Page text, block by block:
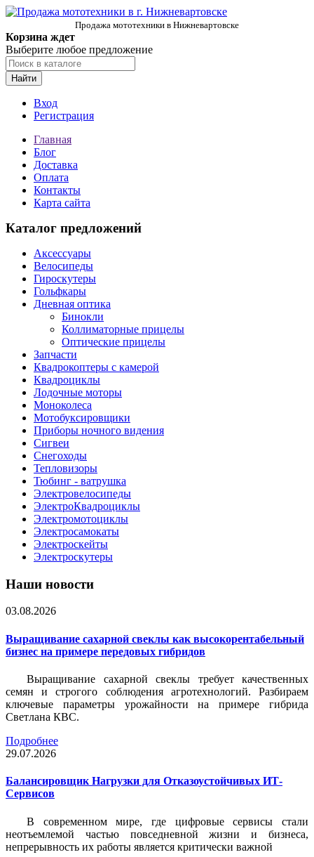
Продажа мототехники в Нижневартовске
Корзина ждет
Выберите любое предложение
Найти
Вход
Регистрация
Главная
Блог
Доставка
Оплата
Контакты
Карта сайта
Каталог предложений
Аксессуары
Велосипеды
Гироскутеры
Гольфкары
Дневная оптика
Бинокли
Коллиматорные прицелы
Оптические прицелы
Запчасти
Квадрокоптеры с камерой
Квадроциклы
Лодочные моторы
Моноколеса
Мотобуксировщики
Приборы ночного видения
Сигвеи
Снегоходы
Тепловизоры
Тюбинг - ватрушка
Электровелосипеды
ЭлектроКвадроциклы
Электромотоциклы
Электросамокаты
Электроскейты
Электроскутеры
Наши новости
03.08.2026
Выращивание сахарной свеклы как высокорентабельный
бизнес на примере передовых гибридов
Выращивание сахарной свеклы требует качественных
семян и строгого соблюдения агротехнологий. Разбираем
ключевые параметры урожайности на примере гибрида
Светлана КВС.
Подробнее
29.07.2026
Балансировщик Нагрузки для Отказоустойчивых ИТ-
Сервисов
В современном мире, где цифровые сервисы стали
неотъемлемой частью повседневной жизни и бизнеса,
непрерывность их работы является критически важной